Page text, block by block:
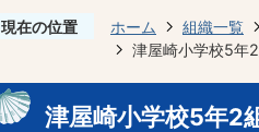
現在の位置 ホーム 組織一覧
津屋崎小学校5年
津屋崎小学校5年2